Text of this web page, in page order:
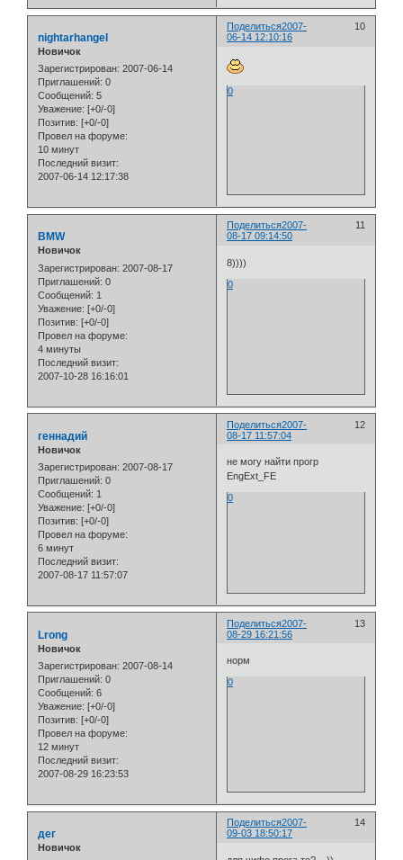
Поделиться 10
2007-
06-14 12:10:16
nightarhangel
Новичок
Зарегистрирован: 2007-06-14
Приглашений: 0
Сообщений: 5
Уважение: [+0/-0]
Позитив: [+0/-0]
Провел на форуме:
10 минут
Последний визит:
2007-06-14 12:17:38
0
Поделиться 11
2007-
08-17 09:14:50
BMW
Новичок
Зарегистрирован: 2007-08-17
Приглашений: 0
Сообщений: 1
Уважение: [+0/-0]
Позитив: [+0/-0]
Провел на форуме:
4 минуты
Последний визит:
2007-10-28 16:16:01
8))))
0
Поделиться 12
2007-
08-17 11:57:04
геннадий
Новичок
Зарегистрирован: 2007-08-17
Приглашений: 0
Сообщений: 1
Уважение: [+0/-0]
Позитив: [+0/-0]
Провел на форуме:
6 минут
Последний визит:
2007-08-17 11:57:07
не могу найти прогр
EngExt_FE
0
Поделиться 13
2007-
08-29 16:21:56
Lrong
Новичок
Зарегистрирован: 2007-08-14
Приглашений: 0
Сообщений: 6
Уважение: [+0/-0]
Позитив: [+0/-0]
Провел на форуме:
12 минут
Последний визит:
2007-08-29 16:23:53
норм
0
Поделиться 14
2007-
09-03 18:50:17
дег
Новичок